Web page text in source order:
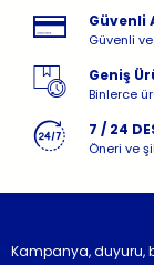
Güvenli
Güvenli
Geniş
Binlerce
7 / 24
Öneri ve
Kampanya, duyuru,